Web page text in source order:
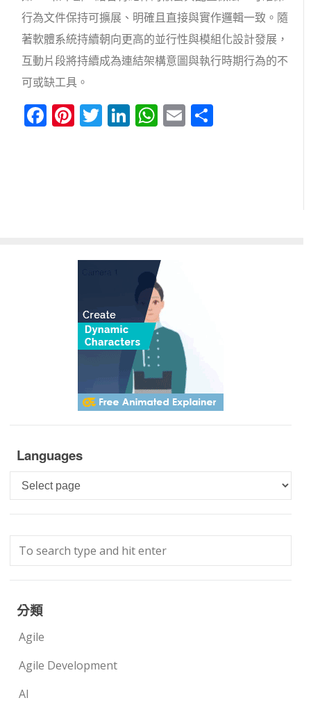
行為文件保持可擴展、明確且直接與實作邏輯一致。隨
著軟體系統持續朝向更高的並行性與模組化設計發展，
互動片段將持續成為連結架構意圖與執行時期行為的不
可或缺工具。
Facebook
Pinterest
Twitter
LinkedIn
WhatsApp
Email
Languages
Languages
分類
Agile
Agile Development
AI